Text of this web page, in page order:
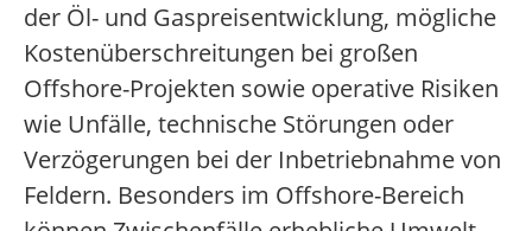
der Öl- und Gaspreisentwicklung, mögliche
Kostenüberschreitungen bei großen
Offshore-Projekten sowie operative Risiken
wie Unfälle, technische Störungen oder
Verzögerungen bei der Inbetriebnahme von
Feldern. Besonders im Offshore-Bereich